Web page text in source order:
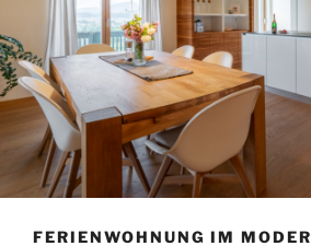
FERIENWOHNUNG IM